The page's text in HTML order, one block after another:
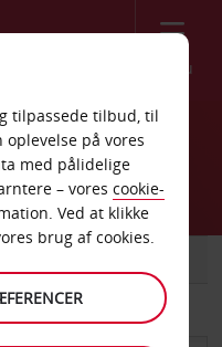
Menu
tilpassede tilbud, til
på vores
med pålidelige
– vores cookie-
Ved at klikke
brug af cookies.